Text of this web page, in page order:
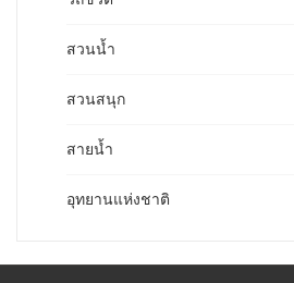
สวนน้ำ
สวนสนุก
สายน้ำ
อุทยานแห่งชาติ